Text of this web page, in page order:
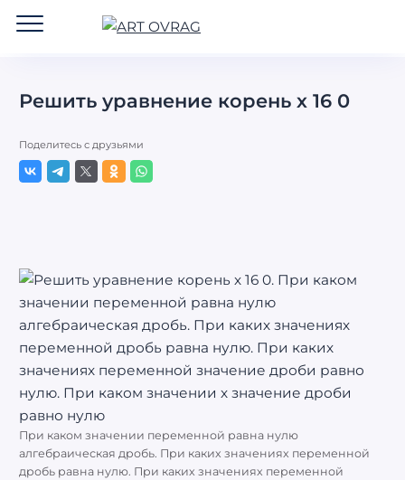
Решить уравнение корень х 16 0
Поделитесь с друзьями
При каком значении переменной равна нулю
алгебраическая дробь. При каких значениях переменной
дробь равна нулю. При каких значениях переменной